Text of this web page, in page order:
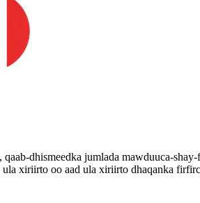
dhismeedka jumlada mawduuca-shay-
xiriirto oo aad ula xiriirto dhaqanka